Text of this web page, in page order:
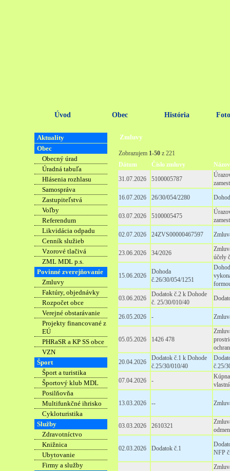
Úvod Obec História
Aktuality
Obec
Obecný úrad
Úradná tabuľa
Hlásenia rozhlasu
Samospráva
Zastupiteľstvá
Voľby
Referendum
Likvidácia odpadu
Cenník služieb
Vzorové tlačivá
ZML MDL p.s.
Povinné zverejňovanie
Zmluvy
Faktúry, objednávky
Rozpočet obce
Verejné obstarávanie
Projekty financované z
EÚ
PHRaSR a KP SS obce
VZN
Šport
Šport a turistika
Športový klub MDL
Posilňovňa
Multifunkčné ihrisko
Cykloturistika
Služby
Zdravotníctvo
Knižnica
Ubytovanie
Firmy a služby
Zmluvy
Zobrazujem 1-50 z 221
Dátum
Číslo zmluvy
Názov
31.07.2026
5100005787
16.07.2026
26/30/054/2280
03.07.2026 5100005475
02.07.2026
24ZVS00000467597
23.06.2026 34/2026
účely
15.06.2026
Dohoda
č.26/30/054/1251
03.06.2026
Dodatok č.2 k Dohode
č. 25/30/010/40
26.05.2026 -
05.05.2026 1426 478
20.04.2026
Dodatok č.1 k Dohode
č.25/30/010/40
č.25/
07.04.2026
-
13.03.2026 --
03.03.2026 2610321
02.03.2026 Dodatok č.1
NFP